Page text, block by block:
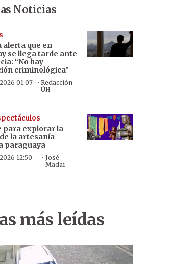
Noticias
alerta que en
se llega tarde ante
“No hay
criminológica”
01:07
·Redacción
ÚH
para explorar la
la artesanía
paraguaya
12:50
·José
Madai
más leídas